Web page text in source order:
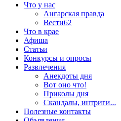
Что у нас
Ангарская правда
Вести62
Что в крае
Афиша
Статьи
Конкурсы и опросы
Развлечения
Анекдоты дня
Вот оно что!
Приколы дня
Скандалы, интриги...
Полезные контакты